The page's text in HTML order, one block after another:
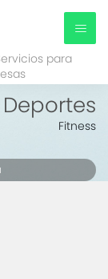
para
Deportes
Fitness